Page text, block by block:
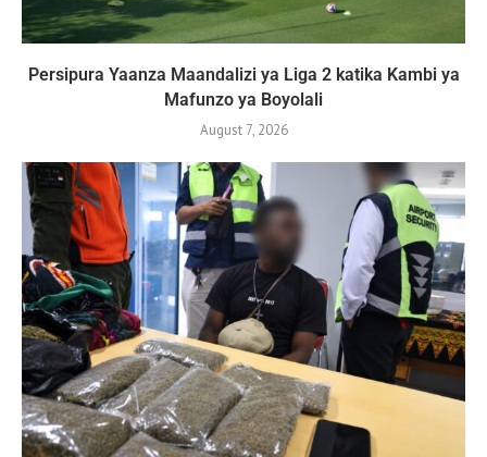
Persipura Yaanza Maandalizi ya Liga 2 katika Kambi ya
Mafunzo ya Boyolali
August 7, 2026